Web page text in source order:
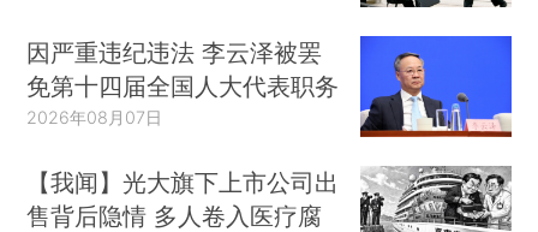
因严重违纪违法 李云泽被罢
免第十四届全国人大代表职务
2026年08月07日
【我闻】光大旗下上市公司出
售背后隐情 多人卷入医疗腐